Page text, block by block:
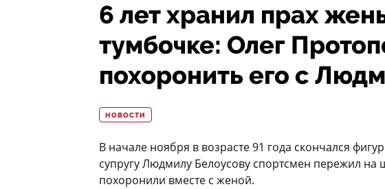
6 лет хранил прах
тумбочке: Олег
похоронить его с
НОВОСТИ
В начале ноября в возрасте 91 года скончался
супругу Людмилу Белоусову спортсмен пережил на
похоронили вместе с женой.